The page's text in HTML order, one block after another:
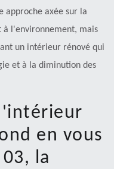
approche axée sur la
à l'environnement, mais
un intérieur rénové qui
et à la diminution des
en vous
la